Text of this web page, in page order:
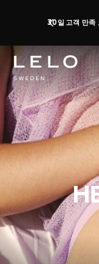
콘
츠
로
건
너
뛰
기